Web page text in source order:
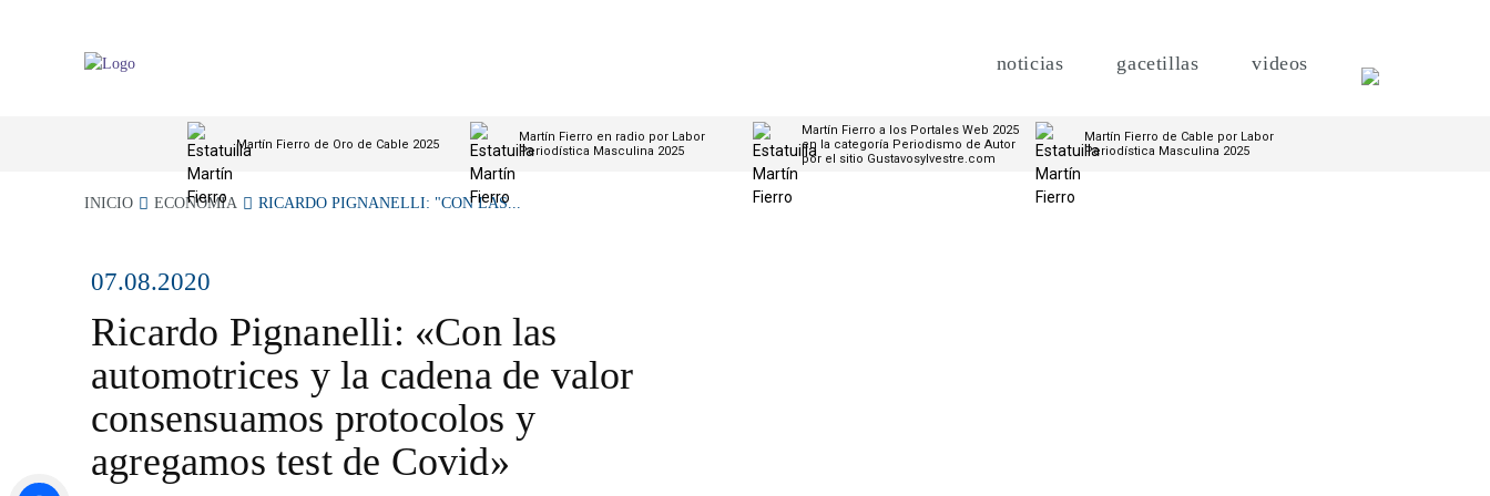
noticias gacetillas videos
Martín Fierro de Oro de Cable 2025
Martín Fierro en radio por Labor
Periodística Masculina 2025
Martín Fierro a los Portales Web 2025
en la categoría Periodismo de Autor
por el sitio Gustavosylvestre.com
Martín Fierro de Cable por Labor
Periodística Masculina 2025
INICIO ECONOMÍA RICARDO PIGNANELLI: "CON LAS...
07.08.2020
Ricardo Pignanelli: «Con las
automotrices y la cadena de valor
consensuamos protocolos y
agregamos test de Covid»